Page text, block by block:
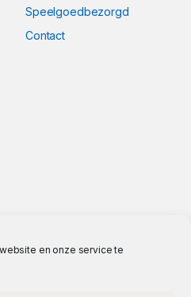
en onze service te
Speelgoedbezorgd
Contact